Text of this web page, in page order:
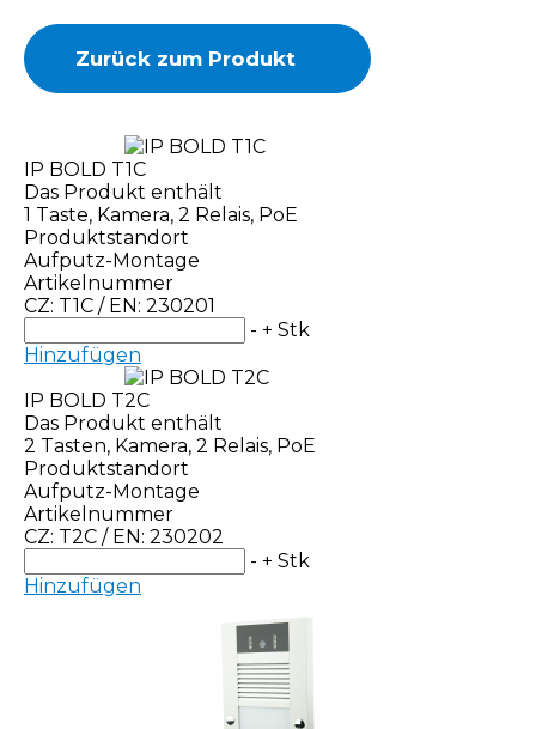
Zurück zum Produkt
IP BOLD T1C
Das Produkt enthält
1 Taste, Kamera, 2 Relais, PoE
Produktstandort
Aufputz-Montage
Artikelnummer
CZ: T1C / EN: 230201
- + Stk
Hinzufügen
IP BOLD T2C
Das Produkt enthält
2 Tasten, Kamera, 2 Relais, PoE
Produktstandort
Aufputz-Montage
Artikelnummer
CZ: T2C / EN: 230202
- + Stk
Hinzufügen